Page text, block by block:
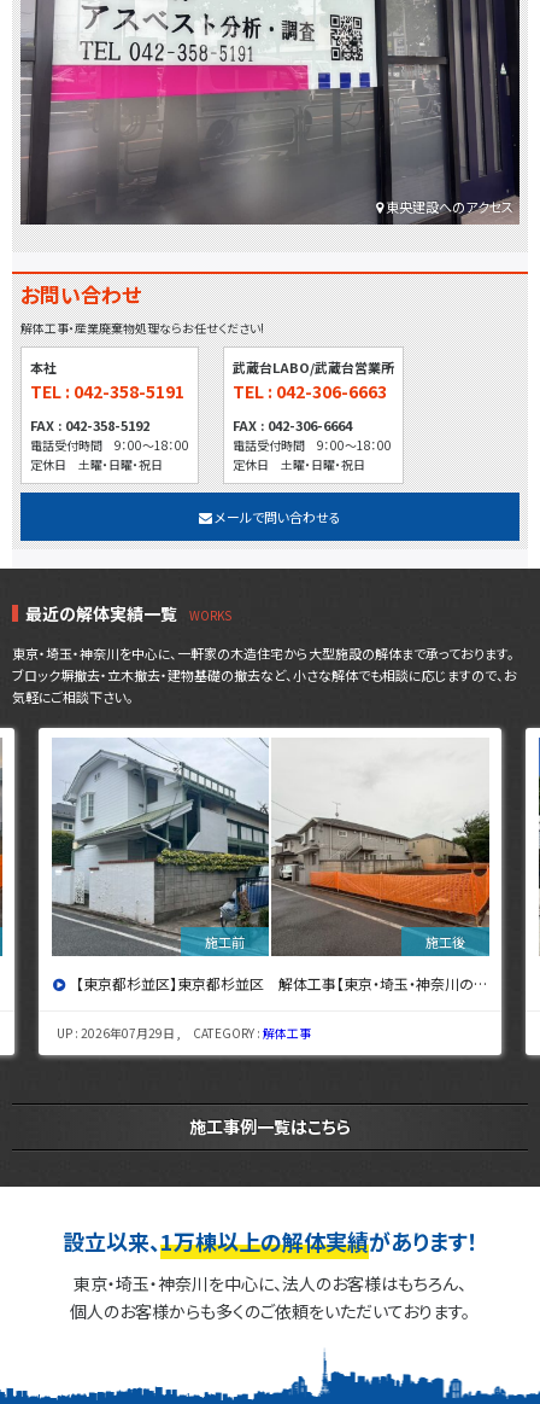
東央建設へのアクセス
お問い合わせ
解体工事・産業廃棄物処理ならお任せください!
本社
TEL : 042-358-5191
FAX : 042-358-5192
電話受付時間 9：00～18：00
定休日 土曜・日曜・祝日
武蔵台LABO/武蔵台営業所
TEL : 042-306-6663
FAX : 042-306-6664
電話受付時間 9：00～18：00
定休日 土曜・日曜・祝日
メールで問い合わせる
最近の解体実績一覧
東京・埼玉・神奈川を中心に、一軒家の木造住宅から大型施設の解体まで承っております。
ブロック塀撤去・立木撤去・建物基礎の撤去など、小さな解体でも相談に応じますので、お
気軽にご相談下さい。
【東京都杉並区】東京都杉並区 解体工事【東京・埼玉・神奈川の解体工事なら東央建設へ】
UP : 2026年07月29日 , CATEGORY :解体工事
施工事例一覧はこちら
設立以来、1万棟以上の解体実績があります！
東京・埼玉・神奈川を中心に、法人のお客様はもちろん、
個人のお客様からも多くのご依頼をいただいております。